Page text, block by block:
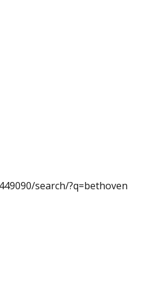
search/?q=bethoven